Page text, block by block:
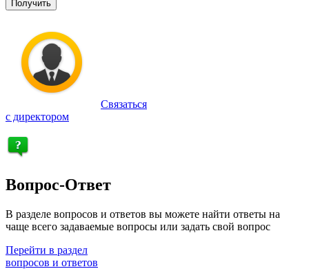
Получить
Связаться
с директором
Вопрос-Ответ
В разделе вопросов и ответов вы можете найти ответы на
чаще всего задаваемые вопросы или задать свой вопрос
Перейти в раздел
вопросов и ответов